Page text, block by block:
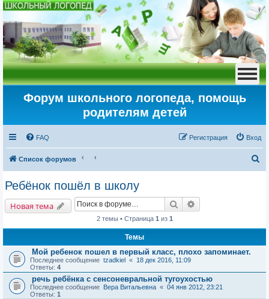
Форум школьного логопеда, помощь
родителям детей
FAQ Вход
Регистрация
Список форумов
о
Ребёнок пошёл в школу
Новая тема Поиск
2 темы • Страница 1 из 1
Темы
Мой ребенок пошел в первый класс, плохо запоминает.
Последнее сообщение tzadkiel « 18 дек 2016, 11:09
Ответы: 4
речь ребёнка с сенсоневральной тугоухостью
Последнее сообщение Вера Витальевна « 04 янв 2012, 23:21
Ответы: 1